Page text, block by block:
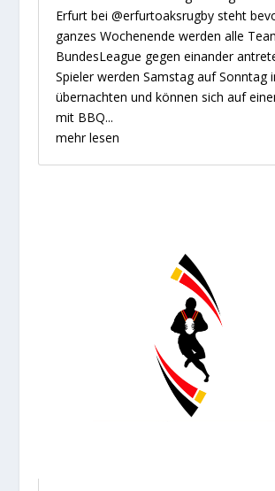
Erfurt bei @erfurtoaksrugby steht
ganzes Wochenende werden alle
BundesLeague gegen einander
Spieler werden Samstag auf Sonntag
übernachten und können sich auf
mit BBQ...
mehr lesen